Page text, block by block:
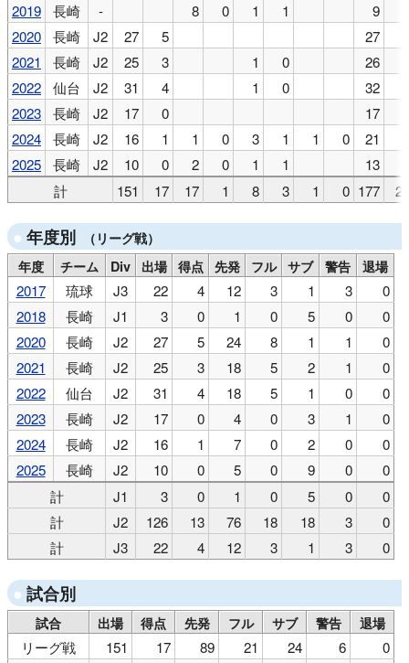
2019
長崎 - 8 0 1 1 9
2020
長崎 J2 27 5 27
2021
長崎 J2 25 3 1 0 26
2022
仙台 J2 31 4 1 0 32
2023
長崎 J2 17 0 17
2024
長崎 J2 16 1 1 0 3 1 1 0 21
2025
長崎 J2 10 0 2 0 1 1 13
計
151 17 17 1 8 3 1 0 177 21
年度別
（リーグ戦）
年度
チーム Div 出場 得点 先発 フル サブ 警告 退場
2017 琉球 J3 22 4 12 3 1 3
0
2018
長崎 J1 3 0 1 0 5 0
0
2020
長崎 J2 27 5 24 8 1 1
0
2021
長崎 J2 25 3 18 5 2 1
0
2022
仙台 J2 31 4 18 5 1 0
0
2023
長崎 J2 17 0 4 0 3 1
0
2024
長崎 J2 16 1 7 0 2 0
0
2025
長崎 J2 10 0 5 0 9 0
0
計
J1 3 0 1 0 5 0
0
計
J2 126 13 76 18 18 3
0
計
J3 22 4 12 3 1 3 0
試合別
試合 出場 得点 先発 フル サブ 警告 退場
リーグ戦 151 17 89 21 24 6
0